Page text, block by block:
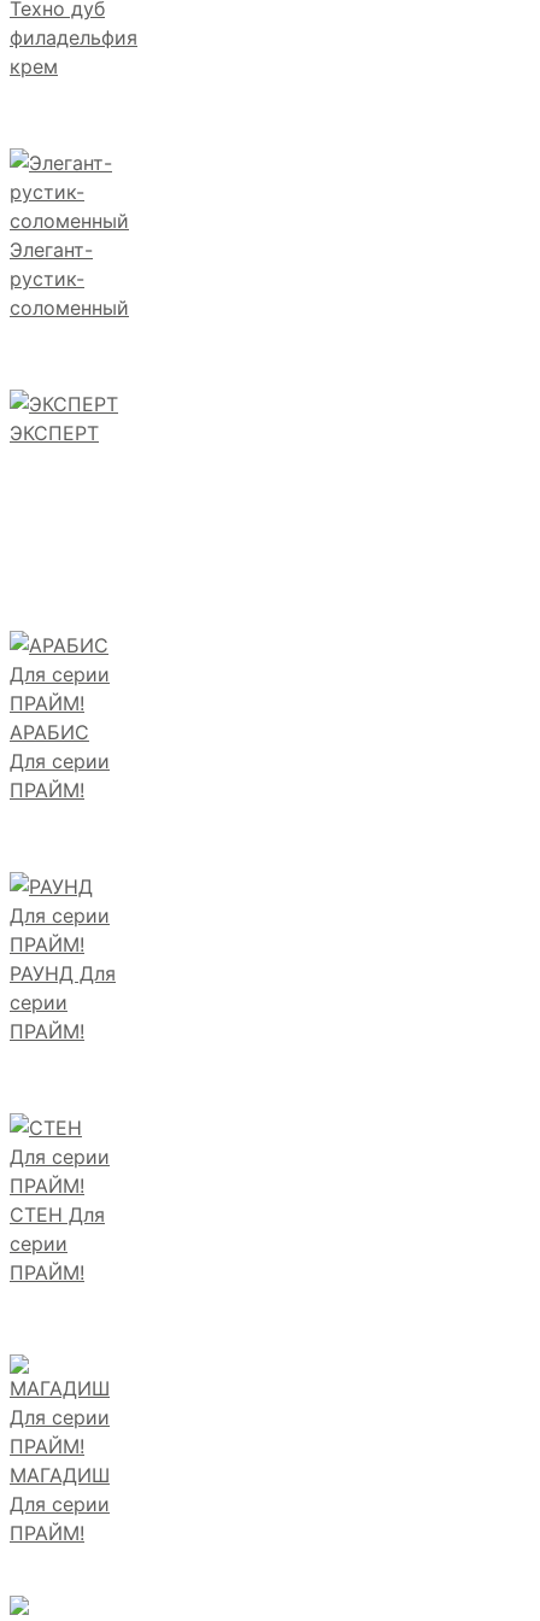
Техно дуб
филадельфия
крем
Элегант-
рустик-
соломенный
ЭКСПЕРТ
АРАБИС
Для серии
ПРАЙМ!
РАУНД Для
серии
ПРАЙМ!
СТЕН Для
серии
ПРАЙМ!
МАГАДИШ
Для серии
ПРАЙМ!